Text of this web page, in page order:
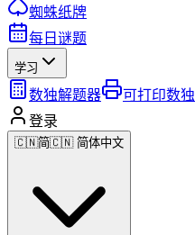
蜘蛛纸牌
每日谜题
学习
数独解题器 可打印数独
登录
🇨🇳简🇨🇳 简体中文